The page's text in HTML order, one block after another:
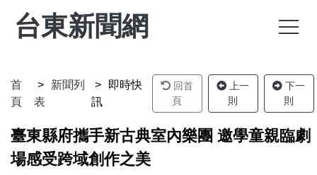
台東新聞網
首
頁
新聞列
表
即時快
訊
回首
頁
上一
則
下一
則
臺東縣府攜手新古典室內樂團 邀學童親臨劇
場感受跨域創作之美